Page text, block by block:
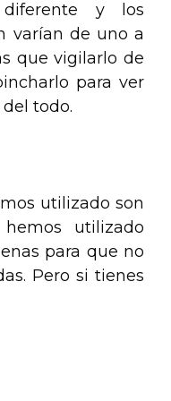
y los
varían de uno a
que vigilarlo de
para ver
todo.
utilizado son
utilizado
para que no
Pero si tienes